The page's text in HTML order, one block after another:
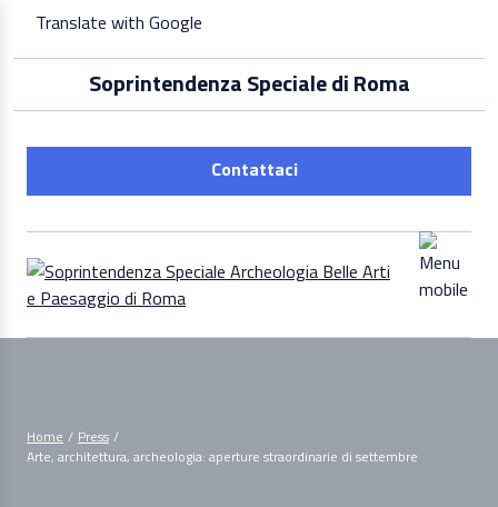
content
Translate with Google
Soprintendenza Speciale di Roma
Contattaci
Home / Press /
Arte, architettura, archeologia: aperture straordinarie di settembre